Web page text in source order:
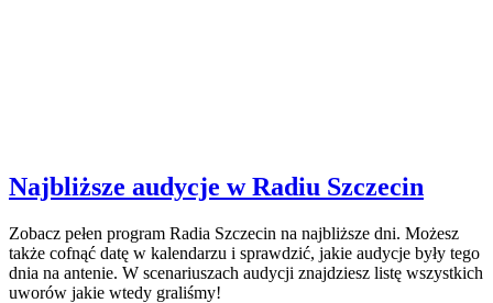
Najbliższe audycje w Radiu Szczecin
Zobacz pełen program Radia Szczecin na najbliższe dni. Możesz
także cofnąć datę w kalendarzu i sprawdzić, jakie audycje były tego
dnia na antenie. W scenariuszach audycji znajdziesz listę wszystkich
uworów jakie wtedy graliśmy!